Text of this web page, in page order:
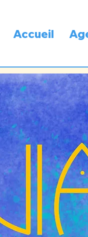
Accueil